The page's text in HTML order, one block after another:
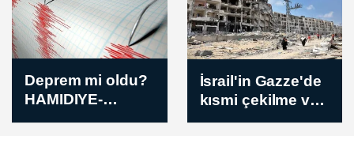
İsrail'in Gazze'de
kısmi çekilme ve
çok uluslu güç
Ürdün ve
Bahreyn dışişleri
bakanları